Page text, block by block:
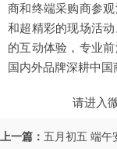
商和终端采购商参
和超精彩的现场活
的互动体验，专业
国内外品牌深耕中国
请进入
上一篇： 五月初五 端午